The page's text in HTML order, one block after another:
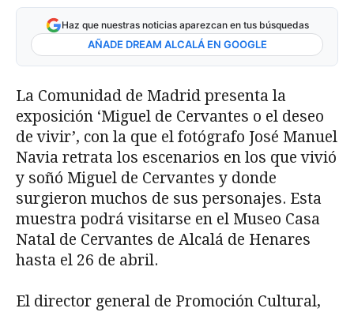
Haz que nuestras noticias aparezcan en tus búsquedas
AÑADE DREAM ALCALÁ EN GOOGLE
La Comunidad de Madrid presenta la
exposición ‘Miguel de Cervantes o el deseo
de vivir’, con la que el fotógrafo José Manuel
Navia retrata los escenarios en los que vivió
y soñó Miguel de Cervantes y donde
surgieron muchos de sus personajes. Esta
muestra podrá visitarse en el Museo Casa
Natal de Cervantes de Alcalá de Henares
hasta el 26 de abril.
El director general de Promoción Cultural,